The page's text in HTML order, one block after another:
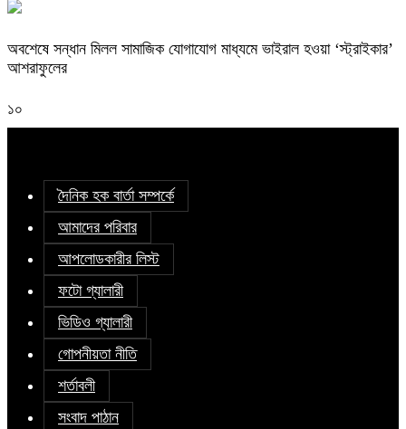
অবশেষে সন্ধান মিলল সামাজিক যোগাযোগ মাধ্যমে ভাইরাল হওয়া ‘স্ট্রাইকার’
আশরাফুলের
১০
দৈনিক হক বার্তা সম্পর্কে
আমাদের পরিবার
আপলোডকারীর লিস্ট
ফটো গ্যালারী
ভিডিও গ্যালারী
গোপনীয়তা নীতি
শর্তাবলী
সংবাদ পাঠান